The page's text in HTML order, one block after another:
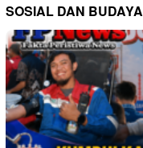
SOSIAL DAN BUDAYA